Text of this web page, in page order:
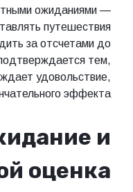
ожиданиями —
путешествия
за отсчетами до
тем,
удовольствие,
эффекта.
и
оценка